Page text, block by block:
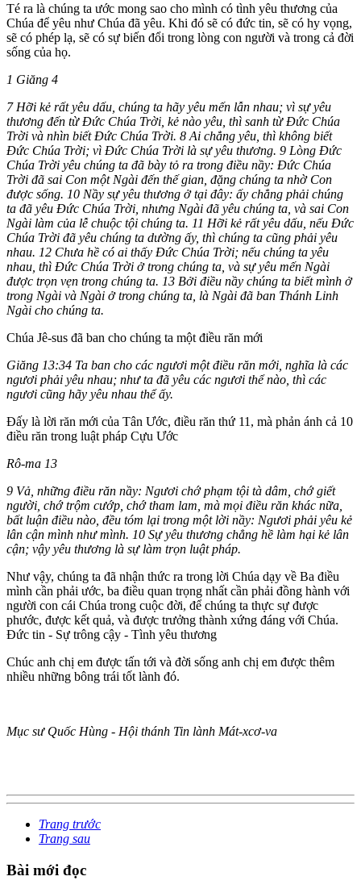
Té ra là chúng ta ước mong sao cho mình có tình yêu thương của
Chúa để yêu như Chúa đã yêu. Khi đó sẽ có đức tin, sẽ có hy vọng,
sẽ có phép lạ, sẽ có sự biến đổi trong lòng con người và trong cả đời
sống của họ.
1 Giăng 4
7 Hỡi kẻ rất yêu dấu, chúng ta hãy yêu mến lẫn nhau; vì sự yêu
thương đến từ Ðức Chúa Trời, kẻ nào yêu, thì sanh từ Ðức Chúa
Trời và nhìn biết Ðức Chúa Trời. 8 Ai chẳng yêu, thì không biết
Ðức Chúa Trời; vì Ðức Chúa Trời là sự yêu thương. 9 Lòng Ðức
Chúa Trời yêu chúng ta đã bày tỏ ra trong điều nầy: Ðức Chúa
Trời đã sai Con một Ngài đến thế gian, đặng chúng ta nhờ Con
được sống. 10 Nầy sự yêu thương ở tại đây: ấy chẳng phải chúng
ta đã yêu Ðức Chúa Trời, nhưng Ngài đã yêu chúng ta, và sai Con
Ngài làm của lễ chuộc tội chúng ta. 11 Hỡi kẻ rất yêu dấu, nếu Ðức
Chúa Trời đã yêu chúng ta dường ấy, thì chúng ta cũng phải yêu
nhau. 12 Chưa hề có ai thấy Ðức Chúa Trời; nếu chúng ta yêu
nhau, thì Ðức Chúa Trời ở trong chúng ta, và sự yêu mến Ngài
được trọn vẹn trong chúng ta. 13 Bởi điều nầy chúng ta biết mình ở
trong Ngài và Ngài ở trong chúng ta, là Ngài đã ban Thánh Linh
Ngài cho chúng ta.
Chúa Jê-sus đã ban cho chúng ta một điều răn mới
Giăng 13:34 Ta ban cho các ngươi một điều răn mới, nghĩa là các
ngươi phải yêu nhau; như ta đã yêu các ngươi thể nào, thì các
ngươi cũng hãy yêu nhau thể ấy.
Đấy là lời răn mới của Tân Ước, điều răn thứ 11, mà phản ánh cả 10
điều răn trong luật pháp Cựu Ước
Rô-ma 13
9 Vả, những điều răn nầy: Ngươi chớ phạm tội tà dâm, chớ giết
người, chớ trộm cướp, chớ tham lam, mà mọi điều răn khác nữa,
bất luận điều nào, đều tóm lại trong một lời nầy: Ngươi phải yêu kẻ
lân cận mình như mình. 10 Sự yêu thương chẳng hề làm hại kẻ lân
cận; vậy yêu thương là sự làm trọn luật pháp.
Như vậy, chúng ta đã nhận thức ra trong lời Chúa dạy về Ba điều
mình cần phải ước, ba điều quan trọng nhất cần phải đồng hành với
người con cái Chúa trong cuộc đời, để chúng ta thực sự được
phước, được kết quả, và được trưởng thành xứng đáng với Chúa.
Đức tin - Sự trông cậy - Tình yêu thương
Chúc anh chị em được tấn tới và đời sống anh chị em được thêm
nhiều những bông trái tốt lành đó.
Mục sư Quốc Hùng - Hội thánh Tin lành Mát-xcơ-va
Trang trước
Trang sau
Bài mới đọc